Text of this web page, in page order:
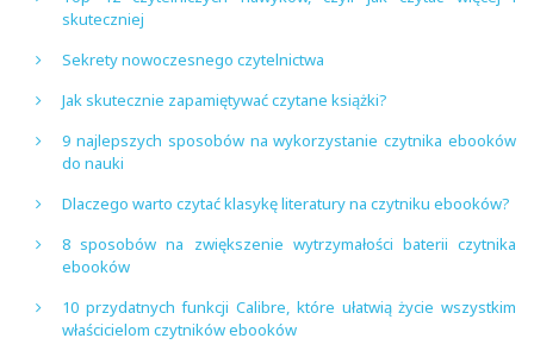
skuteczniej
Sekrety nowoczesnego czytelnictwa
Jak skutecznie zapamiętywać czytane książki?
9 najlepszych sposobów na wykorzystanie czytnika ebooków
do nauki
Dlaczego warto czytać klasykę literatury na czytniku ebooków?
8 sposobów na zwiększenie wytrzymałości baterii czytnika
ebooków
10 przydatnych funkcji Calibre, które ułatwią życie wszystkim
właścicielom czytników ebooków